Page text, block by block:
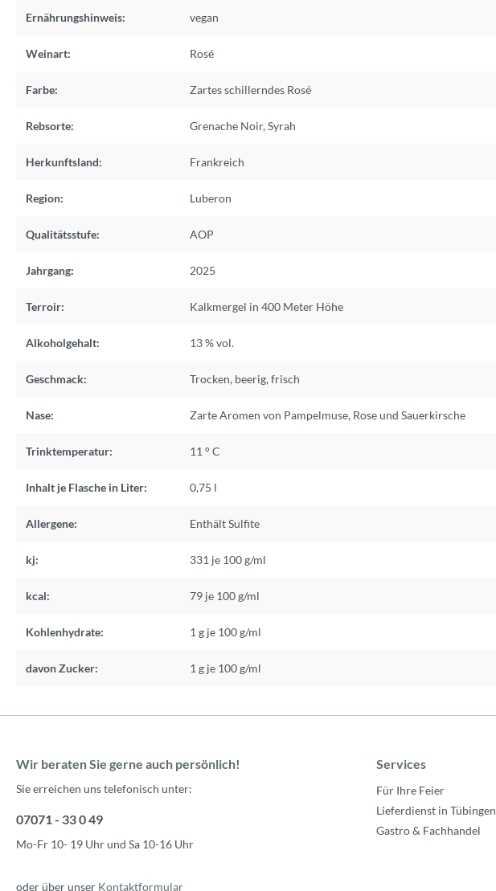
Ernährungshinweis: vegan
Weinart: Rosé
Farbe: Zartes schillerndes Rosé
Rebsorte: Grenache Noir,Syrah
Herkunftsland: Frankreich
Region: Luberon
Qualitätsstufe: AOP
Jahrgang: 2025
Terroir: Kalkmergel in 400 Meter Höhe
Alkoholgehalt: 13 % vol.
Geschmack: Trocken, beerig, frisch
Nase: Zarte Aromen von Pampelmuse, Rose und Sauerkirsche
Trinktemperatur: 11 ° C
Inhalt je Flasche in Liter: 0,75 l
Allergene: Enthält Sulfite
kj: 331 je 100 g/ml
kcal: 79 je 100 g/ml
Kohlenhydrate: 1 g je 100 g/ml
davon Zucker: 1 g je 100 g/ml
Wir beraten Sie gerne auch persönlich!
Sie erreichen uns telefonisch unter:
07071 - 33 0 49
Mo-Fr 10- 19 Uhr und Sa 10-16 Uhr
oder über unser Kontaktformular
Services
Für Ihre Feier
Lieferdienst in Tübingen
Gastro & Fachhandel